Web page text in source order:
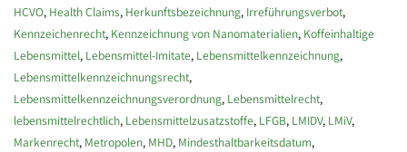
HCVO, Health Claims, Herkunftsbezeichnung, Irreführungsverbot,
Kennzeichenrecht, Kennzeichnung von Nanomaterialien, Koffeinhaltige
Lebensmittel, Lebensmittel-Imitate, Lebensmittelkennzeichnung,
Lebensmittelkennzeichnungsrecht,
Lebensmittelkennzeichnungsverordnung, Lebensmittelrecht,
lebensmittelrechtlich, Lebensmittelzusatzstoffe, LFGB, LMIDV, LMiV,
Markenrecht, Metropolen, MHD, Mindesthaltbarkeitsdatum,